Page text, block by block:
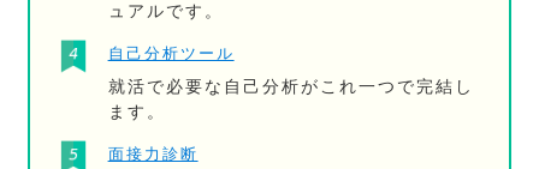
ュアルです。
自己分析ツール
就活で必要な自己分析がこれ一つで完結し
ます。
面接力診断